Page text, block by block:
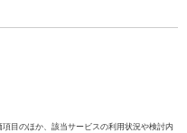
目のほか、該当サービスの利用状況や検討内